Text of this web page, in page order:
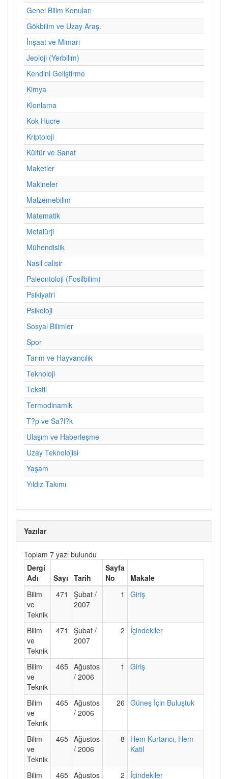
Genel Bilim Konuları
Gökbilim ve Uzay Araş.
İnşaat ve Mimari
Jeoloji (Yerbilim)
Kendini Geliştirme
Kimya
Klonlama
Kok Hucre
Kriptoloji
Kültür ve Sanat
Maketler
Makineler
Malzemebilim
Matematik
Metalürji
Mühendislik
Nasil calisir
Paleontoloji (Fosilbilim)
Psikiyatri
Psikoloji
Sosyal Bilimler
Spor
Tarım ve Hayvancılık
Teknoloji
Tekstil
Termodinamik
T?p ve Sa?l?k
Ulaşım ve Haberleşme
Uzay Teknolojisi
Yaşam
Yıldız Takımı
Yazılar
Toplam 7 yazı bulundu
Dergi
Adı
Sayı Tarih
Sayfa
No
Makale
Bilim
ve
Teknik
471
Şubat /
2007
1 Giriş
Bilim
ve
Teknik
471
Şubat /
2007
2 İçindekiler
Bilim
ve
Teknik
465 Ağustos
/ 2006
1 Giriş
Bilim
ve
Teknik
465 Ağustos
/ 2006
26 Güneş İçin Buluştuk
Bilim
ve
Teknik
465 Ağustos
/ 2006
8
Hem Kurtarıcı, Hem
Katil
Bilim 465 Ağustos 2 İçindekiler